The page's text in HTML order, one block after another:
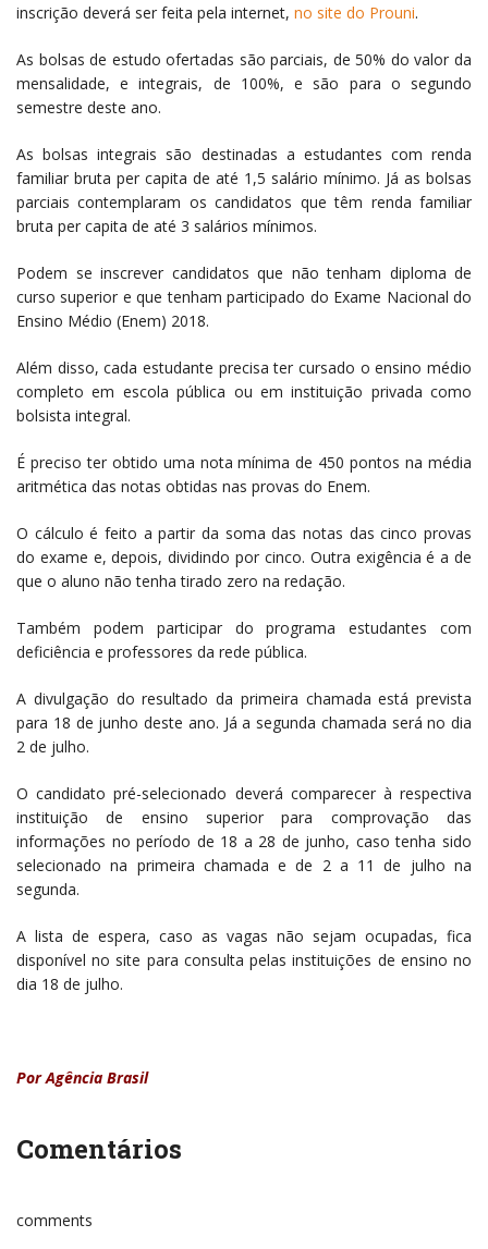
inscrição deverá ser feita pela internet, no site do Prouni.
As bolsas de estudo ofertadas são parciais, de 50% do valor da
mensalidade, e integrais, de 100%, e são para o segundo
semestre deste ano.
As bolsas integrais são destinadas a estudantes com renda
familiar bruta per capita de até 1,5 salário mínimo. Já as bolsas
parciais contemplaram os candidatos que têm renda familiar
bruta per capita de até 3 salários mínimos.
Podem se inscrever candidatos que não tenham diploma de
curso superior e que tenham participado do Exame Nacional do
Ensino Médio (Enem) 2018.
Além disso, cada estudante precisa ter cursado o ensino médio
completo em escola pública ou em instituição privada como
bolsista integral.
É preciso ter obtido uma nota mínima de 450 pontos na média
aritmética das notas obtidas nas provas do Enem.
O cálculo é feito a partir da soma das notas das cinco provas
do exame e, depois, dividindo por cinco. Outra exigência é a de
que o aluno não tenha tirado zero na redação.
Também podem participar do programa estudantes com
deficiência e professores da rede pública.
A divulgação do resultado da primeira chamada está prevista
para 18 de junho deste ano. Já a segunda chamada será no dia
2 de julho.
O candidato pré-selecionado deverá comparecer à respectiva
instituição de ensino superior para comprovação das
informações no período de 18 a 28 de junho, caso tenha sido
selecionado na primeira chamada e de 2 a 11 de julho na
segunda.
A lista de espera, caso as vagas não sejam ocupadas, fica
disponível no site para consulta pelas instituições de ensino no
dia 18 de julho.
Por Agência Brasil
Comentários
comments